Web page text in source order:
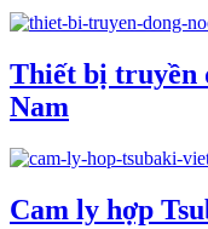
Thiết bị truyền
Nam
Cam ly hợp